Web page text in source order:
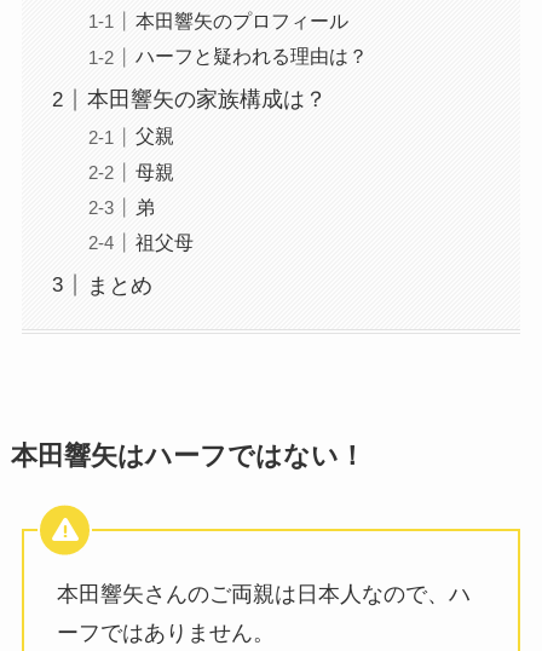
本田響矢のプロフィール
ハーフと疑われる理由は？
本田響矢の家族構成は？
父親
母親
弟
祖父母
まとめ
本田響矢はハーフではない！
本田響矢さんのご両親は日本人なので、ハ
ーフではありません。